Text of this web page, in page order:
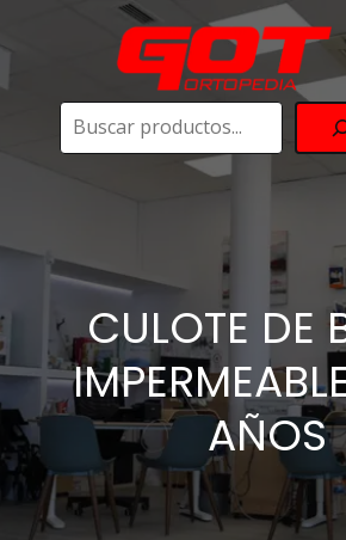
CULOTE DE
AÑOS